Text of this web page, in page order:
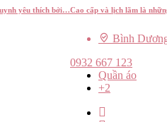
yêu thích bởi…Cao cấp và lịch lãm là
Bình
0932 667 123
Quần áo
+2